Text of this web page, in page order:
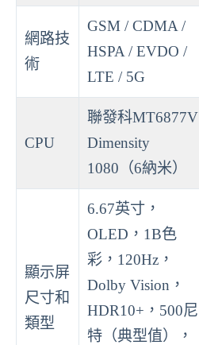
網路技
術
GSM / CDMA /
HSPA / EVDO /
LTE / 5G
CPU
聯發科MT6877V
Dimensity
1080（6納米）
顯示屏
尺寸和
類型
6.67英寸，
OLED，1B色
彩，120Hz，
Dolby Vision，
HDR10+，500尼
特（典型值），